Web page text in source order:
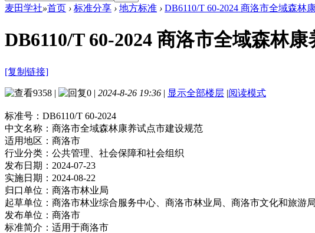
麦田学社»首页 › 标准分享 › 地方标准 › DB6110/T 60-2024 商洛市全域森林
DB6110/T 60-2024 商洛市全域森林
[复制链接]
9358 | 0 | 2024-8-26 19:36 | 显示全部楼层 |阅读模式
标准号： DB6110/T 60-2024
中文名称： 商洛市全域森林康养试点市建设规范
适用地区： 商洛市
行业分类： 公共管理、社会保障和社会组织
发布日期： 2024-07-23
实施日期： 2024-08-22
归口单位： 商洛市林业局
起草单位： 商洛市林业综合服务中心、商洛市林业局、商洛市文化和旅游局
发布单位： 商洛市
标准简介： 适用于商洛市